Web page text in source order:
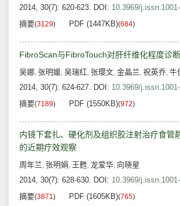
2014, 30(7): 620-623. DOI: 10.3969/
摘要(3129) PDF (1447KB)(684)
FibroScan与FibroTouch对肝纤维化程度诊
吴娜, 张明媛, 吴瑞红, 张璎文, 金晶兰, 祝英乔, 牛
2014, 30(7): 624-627. DOI: 10.3969/
摘要(7189) PDF (1550KB)(972)
内镜下套扎、硬化剂及组织胶注射治疗食管
的近期疗效观察
周年兰, 张明娟, 王甦, 龙爱华, 向晓星
2014, 30(7): 628-630. DOI: 10.3969/
摘要(3871) PDF (1605KB)(765)